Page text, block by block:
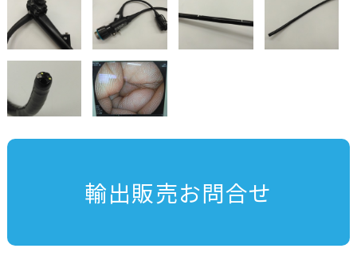
輸出販売お問合せ